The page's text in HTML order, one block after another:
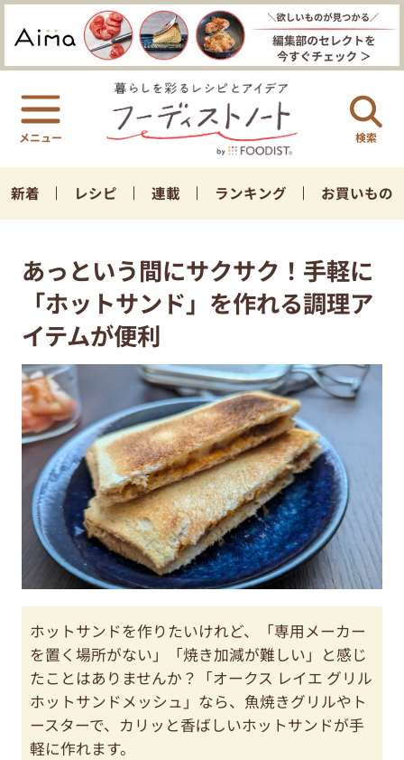
検索
新着 レシピ 連載 ランキング お買いもの
あっという間にサクサク！手軽に
「ホットサンド」を作れる調理ア
イテムが便利
ホットサンドを作りたいけれど、「専用メーカー
を置く場所がない」「焼き加減が難しい」と感じ
たことはありませんか？「オークス レイエ グリル
ホットサンドメッシュ」なら、魚焼きグリルやト
ースターで、カリッと香ばしいホットサンドが手
軽に作れます。